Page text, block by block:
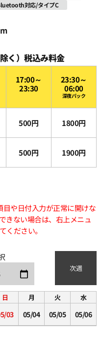
対応/タイプC
く）税込み料金
17:00～
23:30
23:30～
06:00
深夜パック
500円 1800円
500円 1900円
や日付入力が正常に開けな
きない場合は、右上メニュ
ください。
次週
日
03
月
05/04
火
05/05
水
05/06